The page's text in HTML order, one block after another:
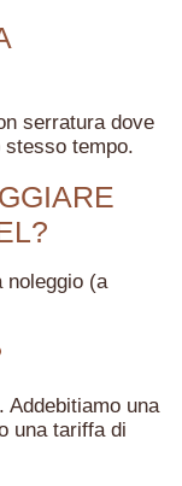
serratura dove
tempo.
noleggio (a
Addebitiamo una
una tariffa di